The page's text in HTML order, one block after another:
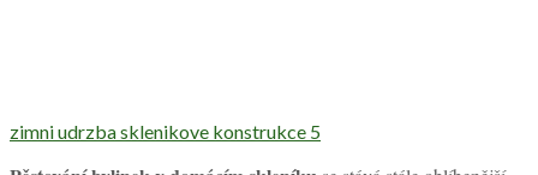
zimni udrzba sklenikove konstrukce 5